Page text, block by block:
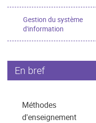
Gestion du système
d'information
En bref
Méthodes
d'enseignement